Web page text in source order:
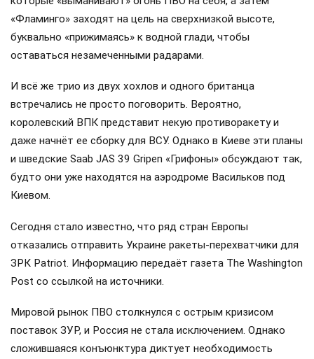
«Фламинго» заходят на цель на сверхнизкой высоте,
буквально «прижимаясь» к водной глади, чтобы
оставаться незамеченными радарами.
И всё же трио из двух хохлов и одного британца
встречались не просто поговорить. Вероятно,
королевский ВПК представит некую противоракету и
даже начнёт ее сборку для ВСУ. Однако в Киеве эти планы
и шведские Saab JAS 39 Gripen «Грифоны» обсуждают так,
будто они уже находятся на аэродроме Васильков под
Киевом.
Сегодня стало известно, что ряд стран Европы
отказались отправить Украине ракеты-перехватчики для
ЗРК Patriot. Информацию передаёт газета The Washington
Post со ссылкой на источники.
Мировой рынок ПВО столкнулся с острым кризисом
поставок ЗУР, и Россия не стала исключением. Однако
сложившаяся конъюнктура диктует необходимость